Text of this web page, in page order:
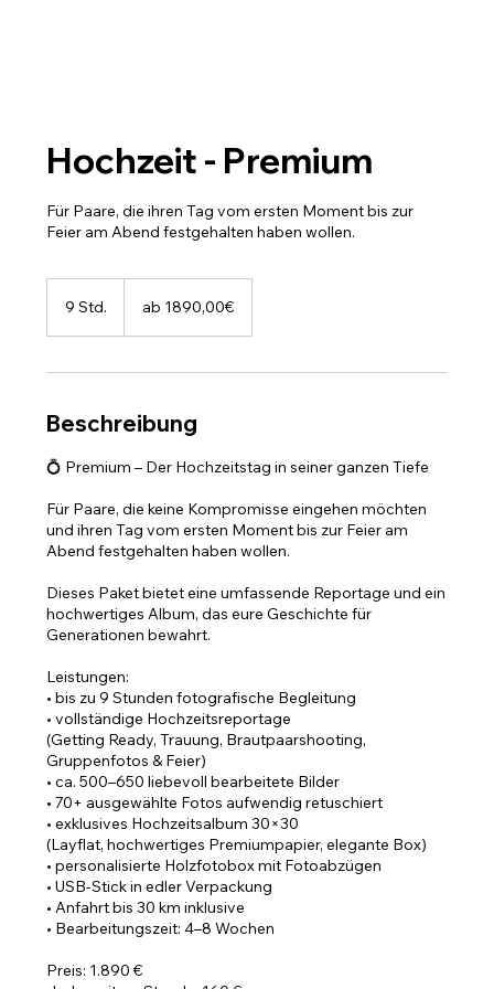
Hochzeit - Premium
Für Paare, die ihren Tag vom ersten Moment bis zur
Feier am Abend festgehalten haben wollen.
9 Std.
d
ab 1890,00€
Beschreibung
💍 Premium – Der Hochzeitstag in seiner ganzen Tiefe
Für Paare, die keine Kompromisse eingehen möchten
und ihren Tag vom ersten Moment bis zur Feier am
Abend festgehalten haben wollen.
Dieses Paket bietet eine umfassende Reportage und ein
hochwertiges Album, das eure Geschichte für
Generationen bewahrt.
Leistungen:
• bis zu 9 Stunden fotografische Begleitung
• vollständige Hochzeitsreportage
(Getting Ready, Trauung, Brautpaarshooting,
Gruppenfotos & Feier)
• ca. 500–650 liebevoll bearbeitete Bilder
• 70+ ausgewählte Fotos aufwendig retuschiert
• exklusives Hochzeitsalbum 30×30
(Layflat, hochwertiges Premiumpapier, elegante Box)
• personalisierte Holzfotobox mit Fotoabzügen
• USB-Stick in edler Verpackung
• Anfahrt bis 30 km inklusive
• Bearbeitungszeit: 4–8 Wochen
Preis: 1.890 €